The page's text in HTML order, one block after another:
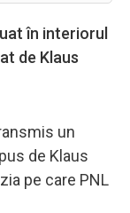
în interiorul
de Klaus
un
de Klaus
pe care PNL